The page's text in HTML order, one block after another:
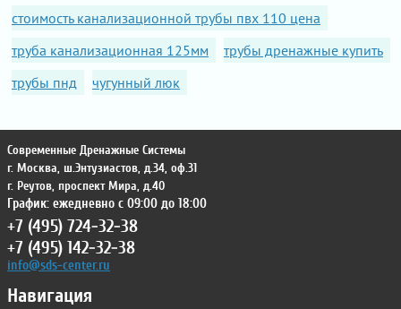
стоимость канализационной трубы пвх 110 цена
труба канализационная 125мм
трубы дренажные купить
трубы пнд
чугунный люк
Навигация
Современные Дренажные Системы
г. Москва, ш.Энтузиастов, д.34, оф.31
г. Реутов, проспект Мира, д.40
График: ежедневно с 09:00 до 18:00
+7 (495) 724-32-38
+7 (495) 142-32-38
info@sds-center.ru